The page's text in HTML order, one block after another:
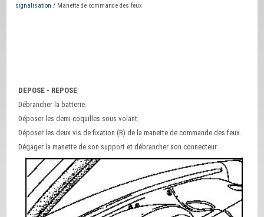
signalisation / Manette de commande des feux
DEPOSE - REPOSE
Débrancher la batterie.
Déposer les demi-coquilles sous volant.
Déposer les deux vis de fixation (B) de la manette de commande des feux.
Dégager la manette de son support et débrancher son connecteur.